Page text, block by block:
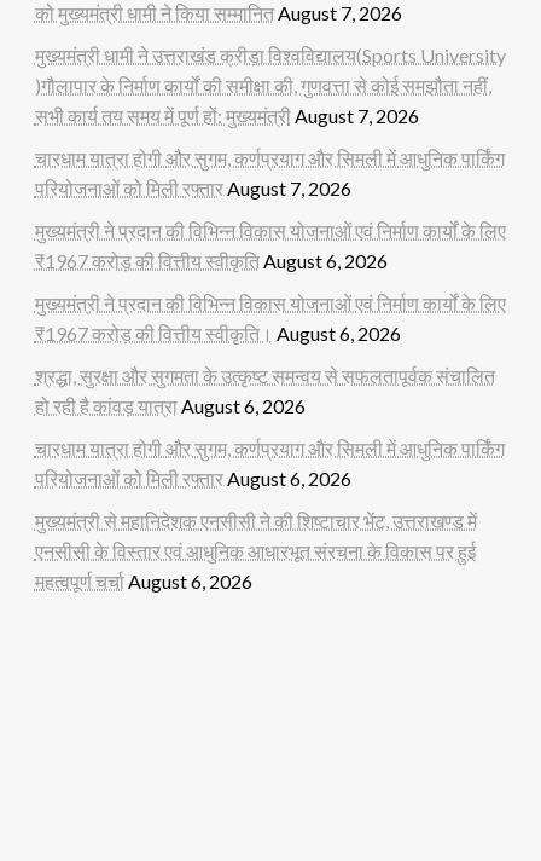
को मुख्यमंत्री धामी ने किया सम्मानितAugust 7, 2026
मुख्यमंत्री धामी ने उत्तराखंड क्रीड़ा विश्वविद्यालय(Sports University
)गौलापार के निर्माण कार्यों की समीक्षा की, गुणवत्ता से कोई समझौता नहीं,
सभी कार्य तय समय में पूर्ण हों: मुख्यमंत्रीAugust 7, 2026
चारधाम यात्रा होगी और सुगम, कर्णप्रयाग और सिमली में आधुनिक पार्किंग
परियोजनाओं को मिली रफ्तारAugust 7, 2026
मुख्यमंत्री ने प्रदान की विभिन्न विकास योजनाओं एवं निर्माण कार्यों के लिए
₹1967 करोड़ की वित्तीय स्वीकृतिAugust 6, 2026
मुख्यमंत्री ने प्रदान की विभिन्न विकास योजनाओं एवं निर्माण कार्यों के लिए
₹1967 करोड़ की वित्तीय स्वीकृति। August 6, 2026
श्रद्धा, सुरक्षा और सुगमता के उत्कृष्ट समन्वय से सफलतापूर्वक संचालित
हो रही है कांवड़ यात्राAugust 6, 2026
चारधाम यात्रा होगी और सुगम, कर्णप्रयाग और सिमली में आधुनिक पार्किंग
परियोजनाओं को मिली रफ्तारAugust 6, 2026
मुख्यमंत्री से महानिदेशक एनसीसी ने की शिष्टाचार भेंट, उत्तराखण्ड में
एनसीसी के विस्तार एवं आधुनिक आधारभूत संरचना के विकास पर हुई
महत्वपूर्ण चर्चाAugust 6, 2026